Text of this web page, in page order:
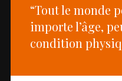
“Tout le monde
importe l’âge,
condition